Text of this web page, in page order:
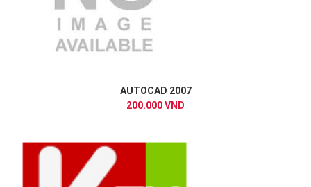
AUTOCAD 2007
200.000 VND